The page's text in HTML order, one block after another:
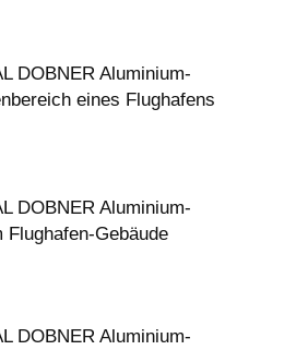
DOBNER Aluminium-
eines Flughafens
DOBNER Aluminium-
Flughafen-Gebäude
DOBNER Aluminium-